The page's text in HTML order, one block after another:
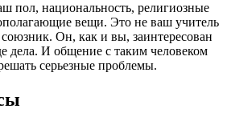
пол, национальность, религиозные
вещи. Это не ваш учитель
Он, как и вы, заинтересован
дела. И общение с таким человеком
серьезные проблемы.